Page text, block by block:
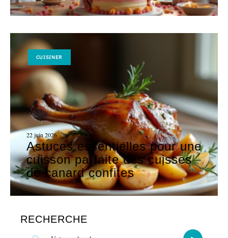
CUISINER
22 juin 2026
Astuces essentielles pour une
cuisson parfaite des cuisses
de canard confites
RECHERCHE